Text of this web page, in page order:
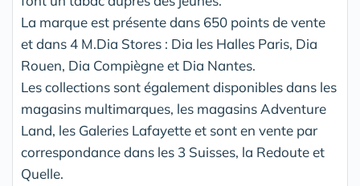
La marque est présente dans 650 points de vente
et dans 4 M.Dia Stores : Dia les Halles Paris, Dia
Rouen, Dia Compiègne et Dia Nantes.
Les collections sont également disponibles dans les
magasins multimarques, les magasins Adventure
Land, les Galeries Lafayette et sont en vente par
correspondance dans les 3 Suisses, la Redoute et
Quelle.